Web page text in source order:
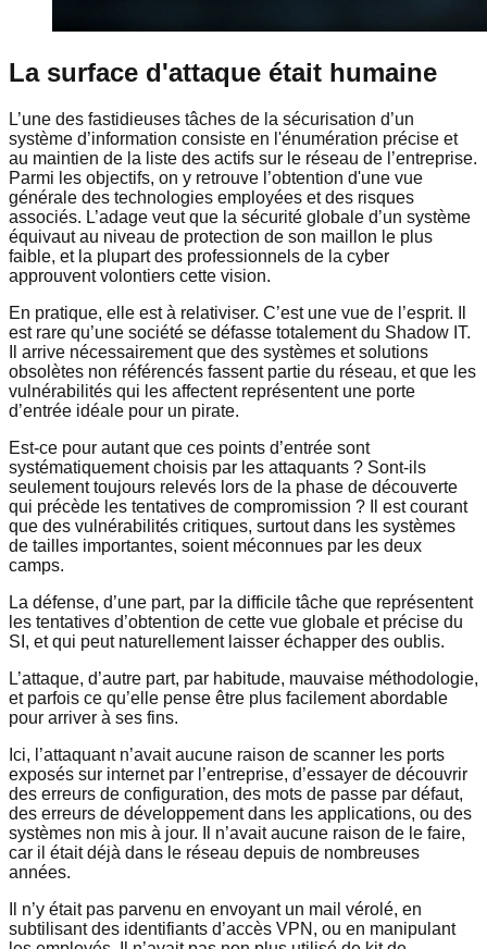
La surface d'attaque était humaine
L’une des fastidieuses tâches de la sécurisation d’un
système d’information consiste en l'énumération précise et
au maintien de la liste des actifs sur le réseau de l’entreprise.
Parmi les objectifs, on y retrouve l’obtention d'une vue
générale des technologies employées et des risques
associés. L’adage veut que la sécurité globale d’un système
équivaut au niveau de protection de son maillon le plus
faible, et la plupart des professionnels de la cyber
approuvent volontiers cette vision.
En pratique, elle est à relativiser. C’est une vue de l’esprit. Il
est rare qu’une société se défasse totalement du Shadow IT.
Il arrive nécessairement que des systèmes et solutions
obsolètes non référencés fassent partie du réseau, et que les
vulnérabilités qui les affectent représentent une porte
d’entrée idéale pour un pirate.
Est-ce pour autant que ces points d’entrée sont
systématiquement choisis par les attaquants ? Sont-ils
seulement toujours relevés lors de la phase de découverte
qui précède les tentatives de compromission ? Il est courant
que des vulnérabilités critiques, surtout dans les systèmes
de tailles importantes, soient méconnues par les deux
camps.
La défense, d’une part, par la difficile tâche que représentent
les tentatives d’obtention de cette vue globale et précise du
SI, et qui peut naturellement laisser échapper des oublis.
L’attaque, d’autre part, par habitude, mauvaise méthodologie,
et parfois ce qu’elle pense être plus facilement abordable
pour arriver à ses fins.
Ici, l’attaquant n’avait aucune raison de scanner les ports
exposés sur internet par l’entreprise, d’essayer de découvrir
des erreurs de configuration, des mots de passe par défaut,
des erreurs de développement dans les applications, ou des
systèmes non mis à jour. Il n’avait aucune raison de le faire,
car il était déjà dans le réseau depuis de nombreuses
années.
Il n’y était pas parvenu en envoyant un mail vérolé, en
subtilisant des identifiants d’accès VPN, ou en manipulant